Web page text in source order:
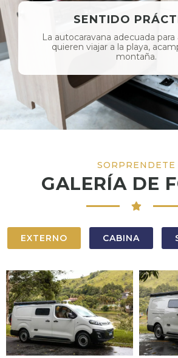
SENTIDO
La autocaravana adecuada
quieren viajar a la playa,
montaña.
SORPRENDETE
GALERÍA DE
EXTERNO CABINA